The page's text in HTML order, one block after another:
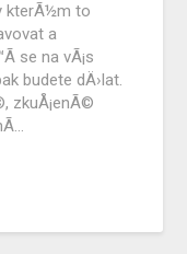
kterÃ½m to
a
se na vÃ¡s
budete dÄ›lat.
zkuÅ¡enÃ©